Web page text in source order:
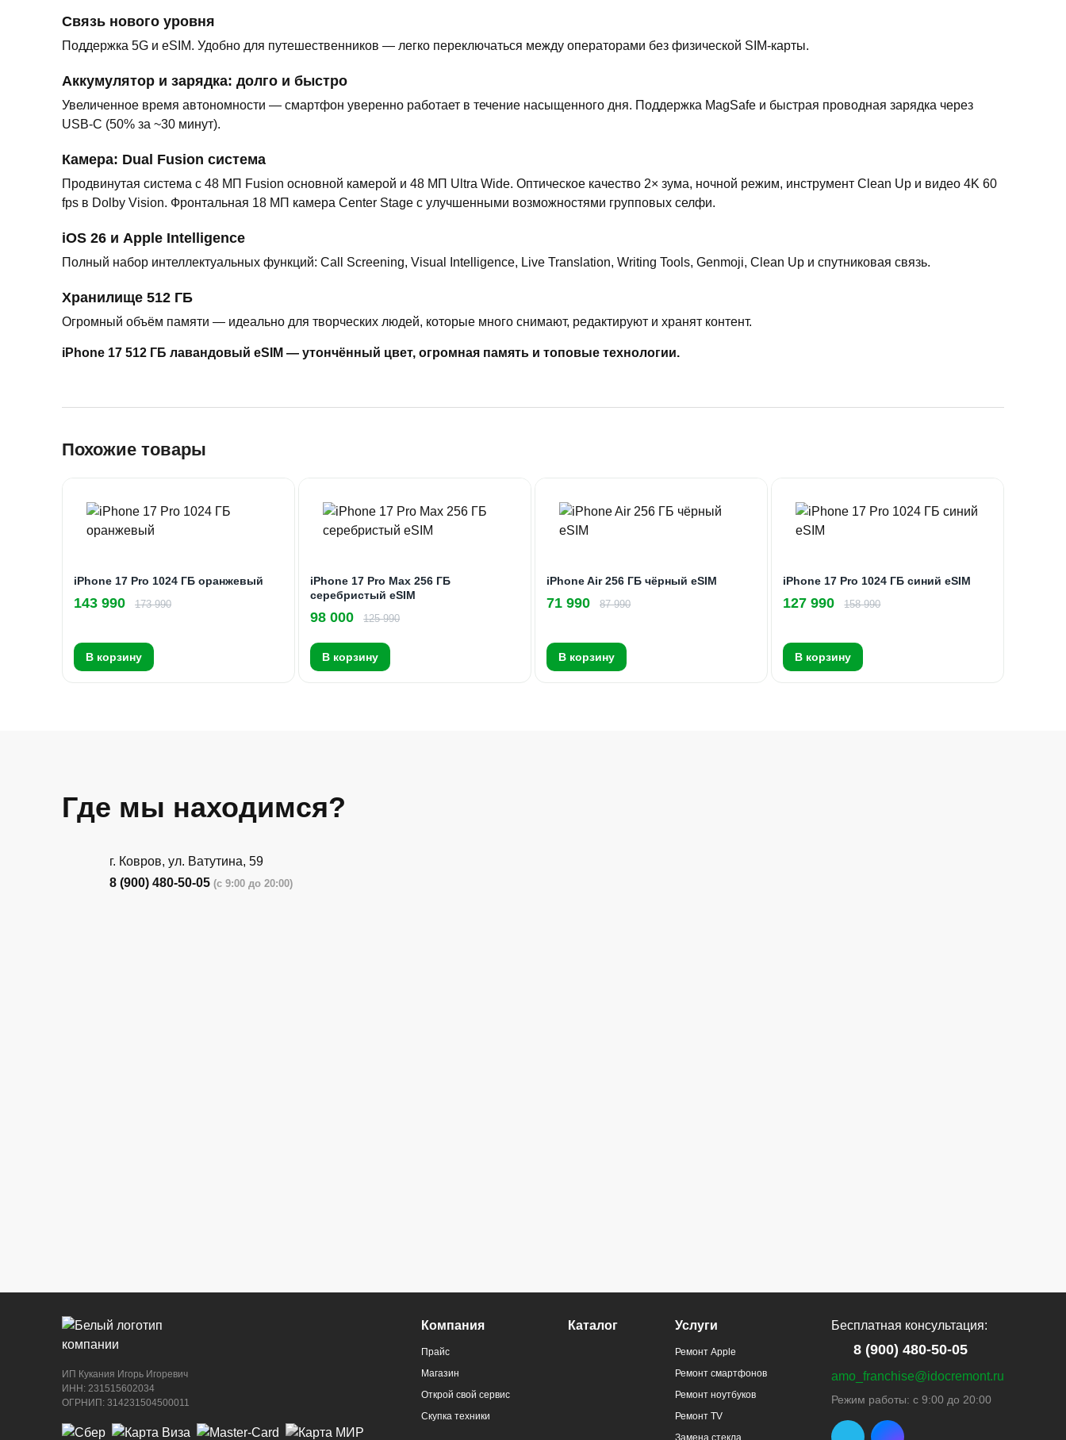
Связь нового уровня
Поддержка 5G и eSIM. Удобно для путешественников — легко переключаться между операторами без физической SIM-карты.
Аккумулятор и зарядка: долго и быстро
Увеличенное время автономности — смартфон уверенно работает в течение насыщенного дня. Поддержка MagSafe и быстрая проводная зарядка через
USB-C (50% за ~30 минут).
Камера: Dual Fusion система
Продвинутая система с 48 МП Fusion основной камерой и 48 МП Ultra Wide. Оптическое качество 2× зума, ночной режим, инструмент Clean Up и видео 4K 60
fps в Dolby Vision. Фронтальная 18 МП камера Center Stage с улучшенными возможностями групповых селфи.
iOS 26 и Apple Intelligence
Полный набор интеллектуальных функций: Call Screening, Visual Intelligence, Live Translation, Writing Tools, Genmoji, Clean Up и спутниковая связь.
Хранилище 512 ГБ
Огромный объём памяти — идеально для творческих людей, которые много снимают, редактируют и хранят контент.
iPhone 17 512 ГБ лавандовый eSIM — утончённый цвет, огромная память и топовые технологии.
Похожие товары
iPhone 17 Pro 1024 ГБ оранжевый
143 990 173 990
В корзину
iPhone 17 Pro Max 256 ГБ
серебристый eSIM
98 000 125 990
В корзину
iPhone Air 256 ГБ чёрный eSIM
71 990 87 990
В корзину
iPhone 17 Pro 1024 ГБ синий eSIM
127 990 158 990
В корзину
Где мы находимся?
г. Ковров, ул. Ватутина, 59
8 (900) 480-50-05 (с 9:00 до 20:00)
ИП Кукания Игорь Игоревич
ИНН: 231515602034
ОГРНИП: 314231504500011
Компания
Прайс
Магазин
Открой свой сервис
Скупка техники
Каталог Услуги
Ремонт Apple
Ремонт смартфонов
Ремонт ноутбуков
Ремонт TV
Замена стекла
Бесплатная консультация:
8 (900) 480-50-05
amo_franchise@idocremont.ru
Режим работы: с 9:00 до 20:00